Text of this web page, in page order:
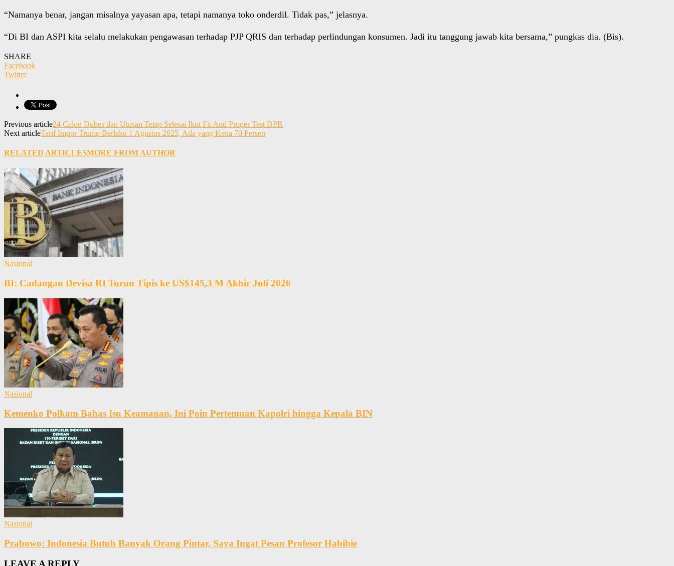
“Namanya benar, jangan misalnya yayasan apa, tetapi namanya toko onderdil. Tidak pas,” jelasnya.
“Di BI dan ASPI kita selalu melakukan pengawasan terhadap PJP QRIS dan terhadap perlindungan konsumen. Jadi itu tanggung jawab kita bersama,” pungkas dia. (Bis).
SHARE
Facebook
Twitter
Previous article24 Calon Dubes dan Utusan Tetap Selesai Ikut Fit And Proper Test DPR
Next articleTarif Impor Trump Berlaku 1 Agustus 2025, Ada yang Kena 70 Persen
RELATED ARTICLESMORE FROM AUTHOR
Nasional
BI: Cadangan Devisa RI Turun Tipis ke US$145,3 M Akhir Juli 2026
Nasional
Kemenko Polkam Bahas Isu Keamanan, Ini Poin Pertemuan Kapolri hingga Kepala BIN
Nasional
Prabowo: Indonesia Butuh Banyak Orang Pintar, Saya Ingat Pesan Profesor Habibie
LEAVE A REPLY